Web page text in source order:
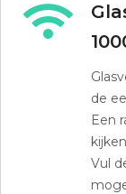
de
Een
Vul